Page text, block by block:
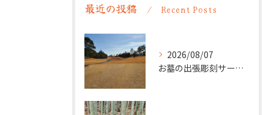
最近の投稿 Recent Posts
2026/08/07
お墓の出張彫刻サービス【彫刻本舗】愛知県清須市